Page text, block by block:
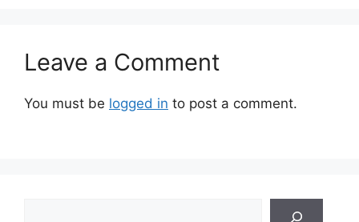
Leave a Comment
You must be logged in to post a comment.